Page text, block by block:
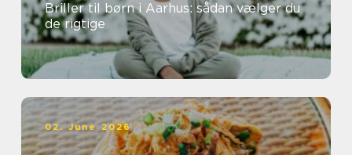
Briller til børn i Aarhus: sådan vælger du
de rigtige
02. June 2026